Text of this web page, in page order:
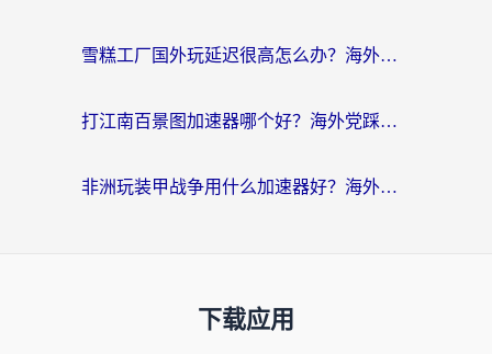
雪糕工厂国外玩延迟很高怎么办？海外玩家国服游戏加速终极攻略（附实测推荐）
打江南百景图加速器哪个好？海外党踩坑N次后，终于找到不卡的秘诀
非洲玩装甲战争用什么加速器好？海外党亲测有效的国服游戏加速方案
下载应用